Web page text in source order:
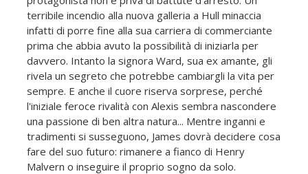
terribile incendio alla nuova galleria a Hull minaccia
infatti di porre fine alla sua carriera di commerciante
prima che abbia avuto la possibilità di iniziarla per
davvero. Intanto la signora Ward, sua ex amante, gli
rivela un segreto che potrebbe cambiargli la vita per
sempre. E anche il cuore riserva sorprese, perché
l'iniziale feroce rivalità con Alexis sembra nascondere
una passione di ben altra natura... Mentre inganni e
tradimenti si susseguono, James dovrà decidere cosa
fare del suo futuro: rimanere a fianco di Henry
Malvern o inseguire il proprio sogno da solo.